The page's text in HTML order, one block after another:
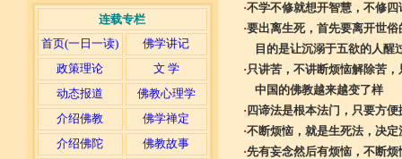
连载专栏
首页(一日一读)
佛学讲记
政策理论
文 学
动态报道
佛教心理学
介绍佛教
佛学禅定
介绍佛陀
佛教故事
·不学不修就想开智慧，不修
·要出离生死，首先要离开世
目的是让沉溺于五欲的人醒
·只讲苦，不讲断烦恼解除苦
中国的佛教越来越变了样
· 四谛法是根本法门，只要方
·不断烦恼，就是生死法，决定
·先有妄念然后有烦恼，不断